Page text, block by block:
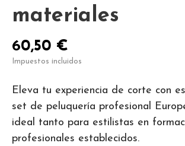
materiales
60,50 €
Impuestos incluidos
Eleva tu experiencia de corte con
set de peluquería profesional
ideal tanto para estilistas en
profesionales establecidos.